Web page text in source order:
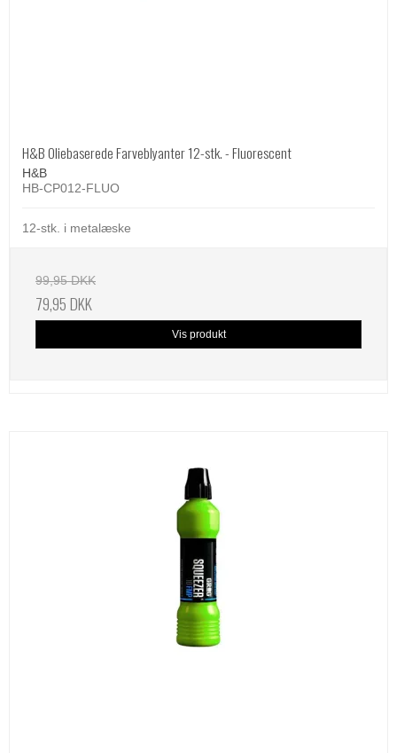
H&B Oliebaserede Farveblyanter 12-stk. - Fluorescent
H&B
HB-CP012-FLUO
12-stk. i metalæske
99,95 DKK
79,95 DKK
Vis produkt